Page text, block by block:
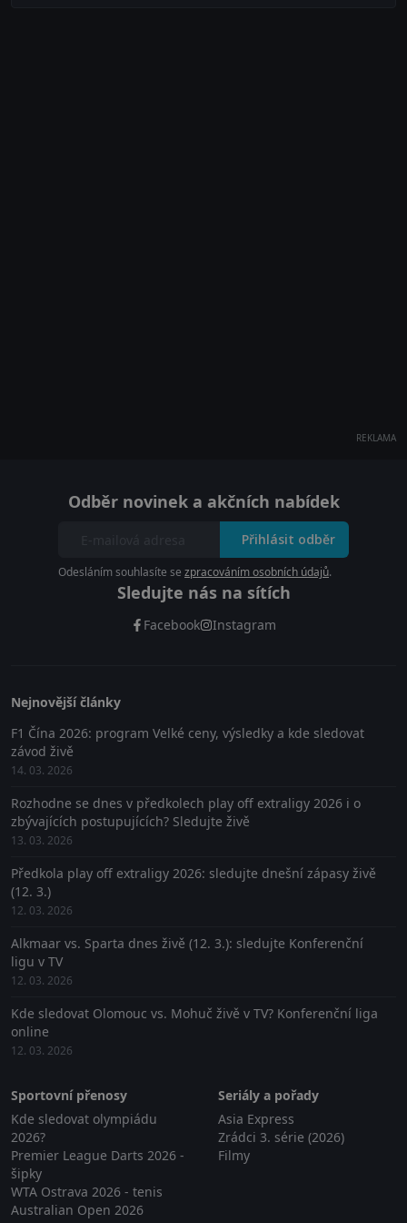
REKLAMA
Odběr novinek a akčních nabídek
Přihlásit odběr
Odesláním souhlasíte se zpracováním osobních údajů.
Sledujte nás na sítích
Facebook Instagram
Nejnovější články
F1 Čína 2026: program Velké ceny, výsledky a kde sledovat
závod živě
14. 03. 2026
Rozhodne se dnes v předkolech play off extraligy 2026 i o
zbývajících postupujících? Sledujte živě
13. 03. 2026
Předkola play off extraligy 2026: sledujte dnešní zápasy živě
(12. 3.)
12. 03. 2026
Alkmaar vs. Sparta dnes živě (12. 3.): sledujte Konferenční
ligu v TV
12. 03. 2026
Kde sledovat Olomouc vs. Mohuč živě v TV? Konferenční liga
online
12. 03. 2026
Sportovní přenosy
Kde sledovat olympiádu
2026?
Premier League Darts 2026 -
šipky
WTA Ostrava 2026 - tenis
Australian Open 2026
Seriály a pořady
Asia Express
Zrádci 3. série (2026)
Filmy